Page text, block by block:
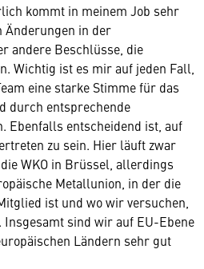
kommt in meinem Job sehr
Änderungen in der
andere Beschlüsse, die
Wichtig ist es mir auf jeden Fall,
eine starke Stimme für das
durch entsprechende
Ebenfalls entscheidend ist, auf
zu sein. Hier läuft zwar
WKO in Brüssel, allerdings
Metallunion, in der die
ist und wo wir versuchen,
sind wir auf EU-Ebene
Ländern sehr gut